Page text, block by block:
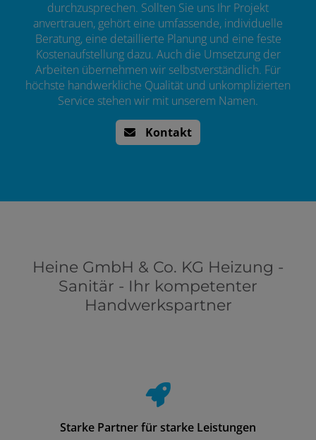
durchzusprechen. Sollten Sie uns Ihr Projekt
anvertrauen, gehört eine umfassende, individuelle
Beratung, eine detaillierte Planung und eine feste
Kostenaufstellung dazu. Auch die Umsetzung der
Arbeiten übernehmen wir selbstverständlich. Für
höchste handwerkliche Qualität und unkomplizierten
Service stehen wir mit unserem Namen.
Kontakt
Heine GmbH & Co. KG Heizung -
Sanitär - Ihr kompetenter
Handwerkspartner
Starke Partner für starke Leistungen